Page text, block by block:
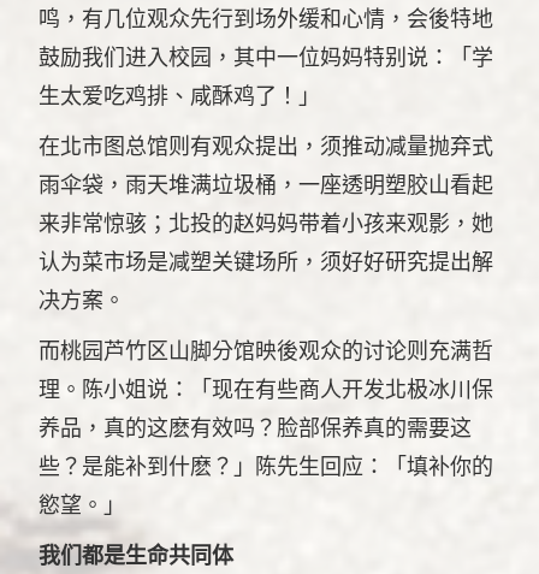
鸣，有几位观众先行到场外缓和心情，会後特地
鼓励我们进入校园，其中一位妈妈特别说：「学
生太爱吃鸡排、咸酥鸡了！」
在北市图总馆则有观众提出，须推动减量抛弃式
雨伞袋，雨天堆满垃圾桶，一座透明塑胶山看起
来非常惊骇；北投的赵妈妈带着小孩来观影，她
认为菜市场是减塑关键场所，须好好研究提出解
决方案。
而桃园芦竹区山脚分馆映後观众的讨论则充满哲
理。陈小姐说：「现在有些商人开发北极冰川保
养品，真的这麽有效吗？脸部保养真的需要这
些？是能补到什麽？」陈先生回应：「填补你的
慾望。」
我们都是生命共同体